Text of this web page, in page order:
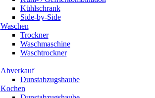
Kühlschrank
Side-by-Side
Waschen
Trockner
Waschmaschine
Waschtrockner
Abverkauf
Dunstabzugshaube
Kochen